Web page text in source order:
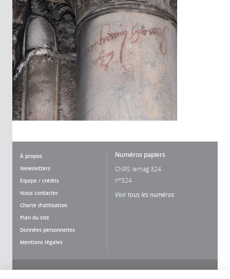
À propos
Newsletters
Équipe / crédits
Nous contacter
Charte d'utilisation
Plan du site
Données personnelles
Mentions légales
Numéros papiers
CNRS lemag 324
n°324
Voir tous les numéros